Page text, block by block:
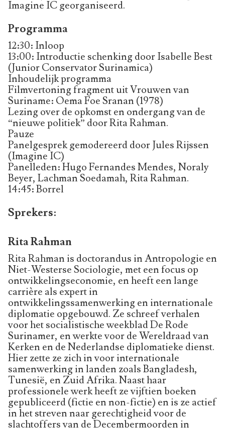
Imagine IC georganiseerd.
Programma
12:30: Inloop
13:00: Introductie schenking door Isabelle Best
(Junior Conservator Surinamica)
Inhoudelijk programma
Filmvertoning fragment uit Vrouwen van
Suriname: Oema Foe Sranan (1978)
Lezing over de opkomst en ondergang van de
“nieuwe politiek” door Rita Rahman.
Pauze
Panelgesprek gemodereerd door Jules Rijssen
(Imagine IC)
Panelleden: Hugo Fernandes Mendes, Noraly
Beyer, Lachman Soedamah, Rita Rahman.
14:45: Borrel
Sprekers:
Rita Rahman
Rita Rahman is doctorandus in Antropologie en
Niet-Westerse Sociologie, met een focus op
ontwikkelingseconomie, en heeft een lange
carrière als expert in
ontwikkelingssamenwerking en internationale
diplomatie opgebouwd. Ze schreef verhalen
voor het socialistische weekblad De Rode
Surinamer, en werkte voor de Wereldraad van
Kerken en de Nederlandse diplomatieke dienst.
Hier zette ze zich in voor internationale
samenwerking in landen zoals Bangladesh,
Tunesië, en Zuid Afrika. Naast haar
professionele werk heeft ze vijftien boeken
gepubliceerd (fictie en non-fictie) en is ze actief
in het streven naar gerechtigheid voor de
slachtoffers van de Decembermoorden in